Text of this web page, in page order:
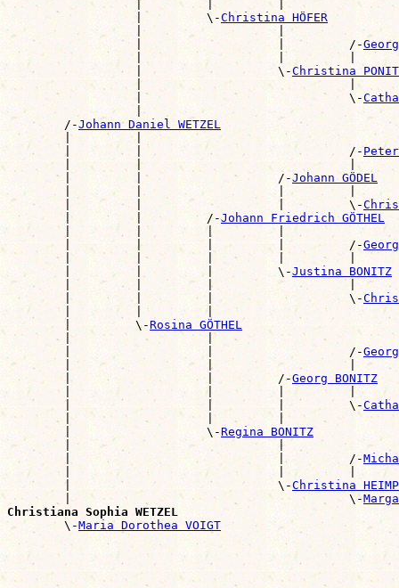
|         |         |
                  |         \-
Christina HÖFER
|                   |
                  |                   |         /-
|                   |         |
                  |                   \-
Christina
|                             |
                  |                             \-
|
        /-
Johann Daniel WETZEL
|         |
        |         |                             /-
Peter
|         |                             |
        |         |                   /-
Johann GÖDEL
|         |                   |         |
        |         |                   |         \-
        |         |         /-
Johann Friedrich GÖTHEL
|         |         |         |
        |         |         |         |         /-
|         |         |         |         |
        |         |         |         \-
Justina BONITZ
|         |         |                   |
        |         |         |                   \-
|         |         |
        |         \-
Rosina GÖTHEL
|                   |
        |                   |                   /-
|                   |                   |
        |                   |         /-
Georg BONITZ
|                   |         |         |
        |                   |         |         \-
|                   |         |
        |                   \-
Regina BONITZ
|                             |
        |                             |         /-
|                             |         |
        |                             \-
Christina
        |                                       \-
Christiana Sophia WETZEL
\-Maria Dorothea VOIGT